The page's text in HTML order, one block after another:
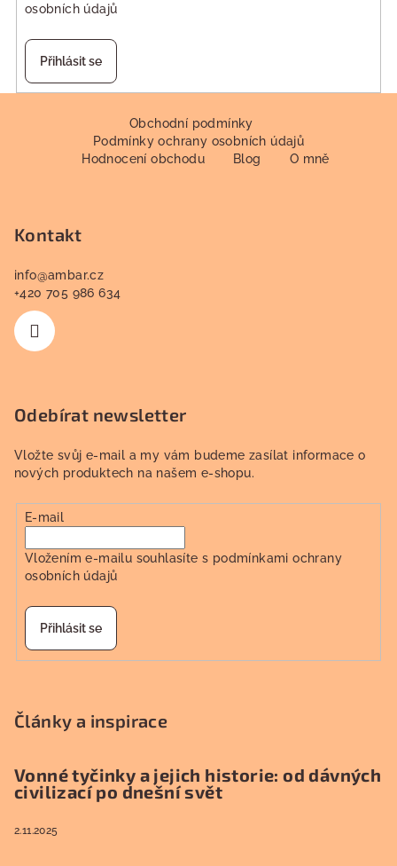
osobních údajů
Přihlásit se
Obchodní podmínky
Podmínky ochrany osobních údajů
Hodnocení obchodu
Blog O mně
Kontakt
info@ambar.cz
+420 705 986 634
Odebírat newsletter
Vložte svůj e-mail a my vám budeme zasílat informace o
nových produktech na našem e-shopu.
E-mail
Vložením e-mailu souhlasíte s podmínkami ochrany
osobních údajů
Přihlásit se
Články a inspirace
Vonné tyčinky a jejich historie: od dávných
civilizací po dnešní svět
2.11.2025